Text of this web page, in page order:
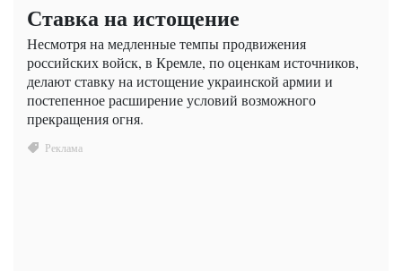
Ставка на истощение
Несмотря на медленные темпы продвижения
российских войск, в Кремле, по оценкам источников,
делают ставку на истощение украинской армии и
постепенное расширение условий возможного
прекращения огня.